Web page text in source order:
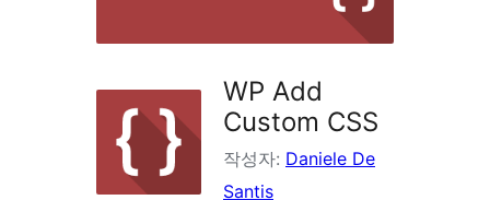
검
WP Add
Custom CSS
작성자: Daniele De
Santis